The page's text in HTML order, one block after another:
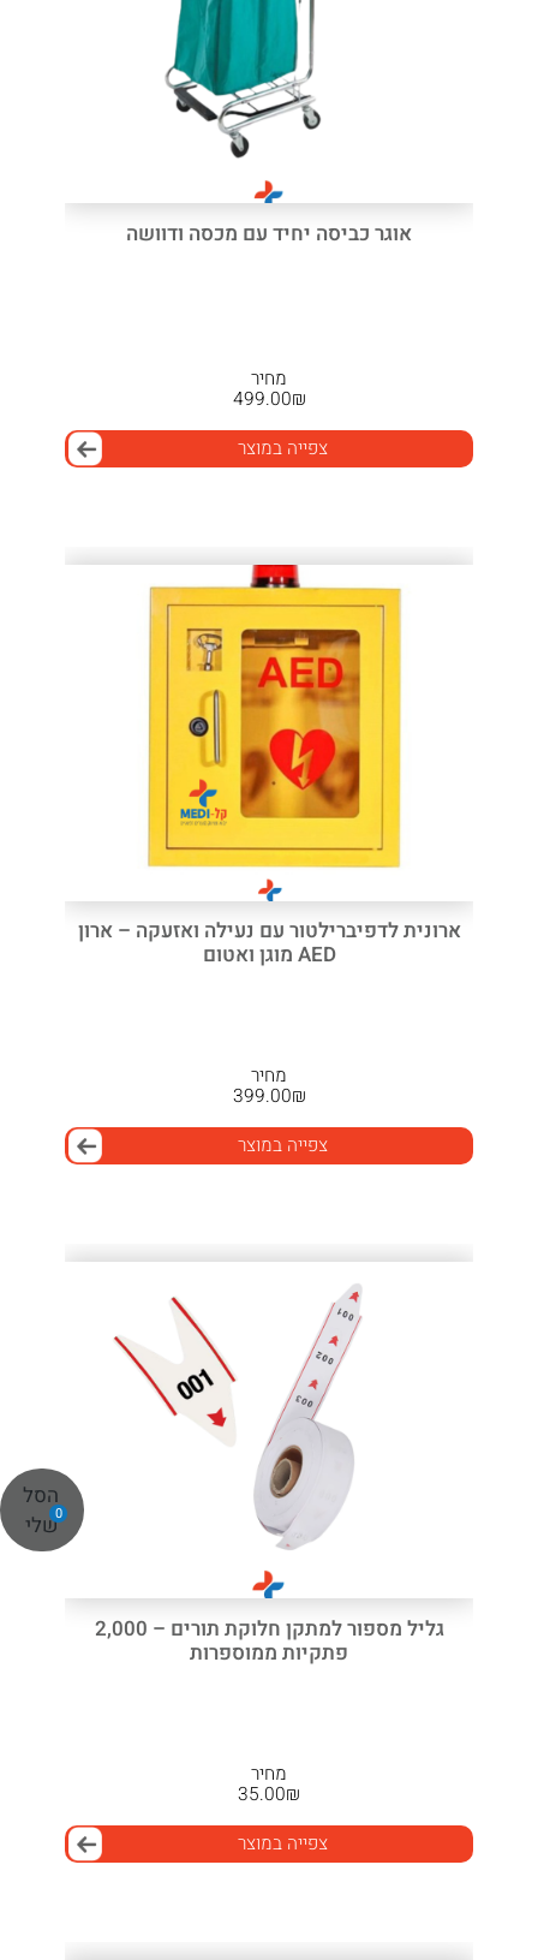
0
הסל
שלי
אוגר כביסה יחיד עם מכסה ודוושה
מחיר
₪
499.00
צפייה במוצר
ארונית לדפיברילטור עם נעילה ואזעקה – ארון
AED מוגן ואטום
מחיר
₪
399.00
צפייה במוצר
גליל מספור למתקן חלוקת תורים – 2,000
פתקיות ממוספרות
מחיר
₪
35.00
צפייה במוצר